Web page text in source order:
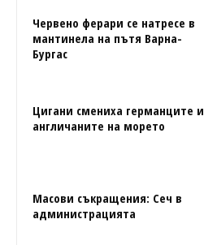
Червено ферари се натресе в
мантинела на пътя Варна-
Бургас
Цигани смениха германците и
англичаните на морето
Масови съкращения: Сеч в
администрацията